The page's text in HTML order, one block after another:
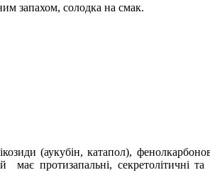
запахом, солодка на смак.
(аукубін, катапол),
має протизапальні, секретолітичні